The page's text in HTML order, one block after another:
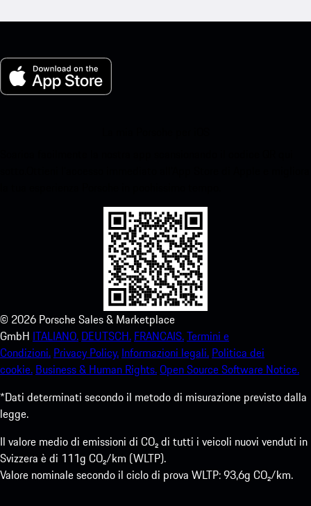
© 2026 Porsche Sales & Marketplace
GmbH ITALIANO. DEUTSCH. FRANCAIS.Termini e
Condizioni. Privacy Policy. Informazioni legali. Politica dei
cookie. Business & Human Rights.Open Source Software Notice.
*Dati determinati secondo il metodo di misurazione previsto dalla
legge.
Il valore medio di emissioni di CO₂ di tutti i veicoli nuovi venduti in
Svizzera è di 111g CO₂/km (WLTP).
Valore nominale secondo il ciclo di prova WLTP: 93,6g CO₂/km.